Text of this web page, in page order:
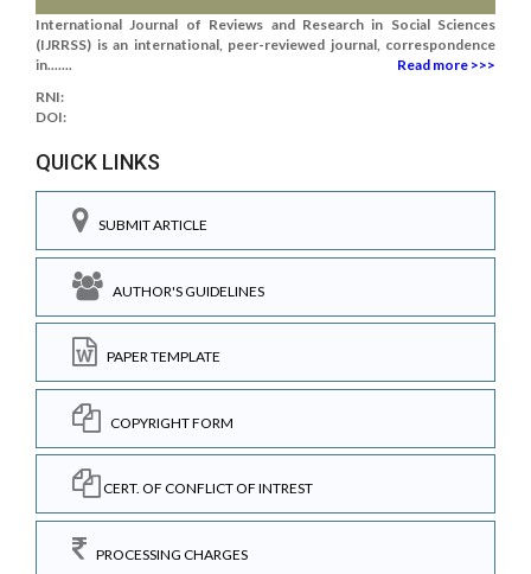
International Journal of Reviews and Research in Social Sciences
(IJRRSS) is an international, peer-reviewed journal, correspondence
in.......
Read more >>>
RNI:
DOI:
QUICK LINKS
SUBMIT ARTICLE
AUTHOR'S GUIDELINES
PAPER TEMPLATE
COPYRIGHT FORM
CERT. OF CONFLICT OF INTREST
PROCESSING CHARGES